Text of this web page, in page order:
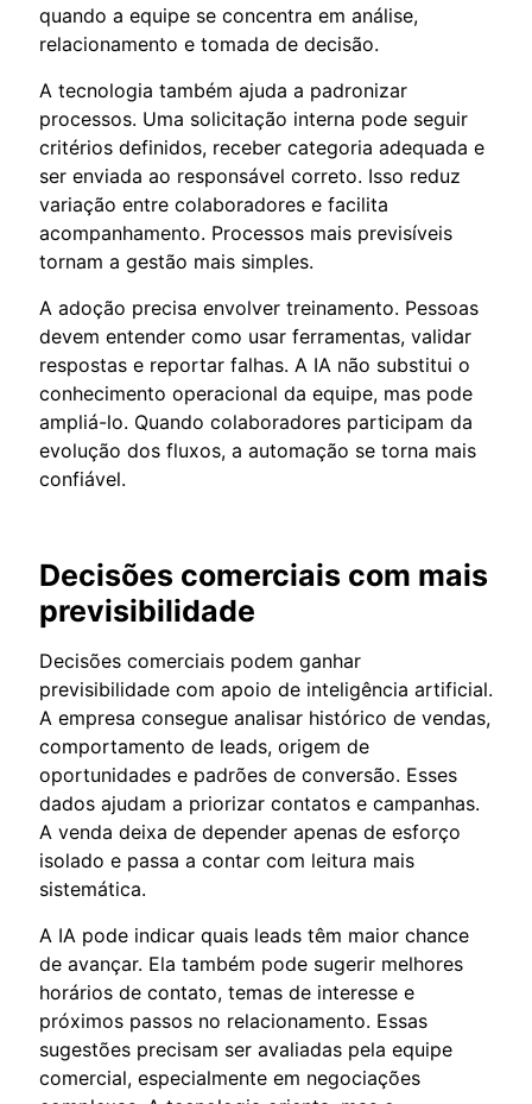
quando a equipe se concentra em análise,
relacionamento e tomada de decisão.
A tecnologia também ajuda a padronizar
processos. Uma solicitação interna pode seguir
critérios definidos, receber categoria adequada e
ser enviada ao responsável correto. Isso reduz
variação entre colaboradores e facilita
acompanhamento. Processos mais previsíveis
tornam a gestão mais simples.
A adoção precisa envolver treinamento. Pessoas
devem entender como usar ferramentas, validar
respostas e reportar falhas. A IA não substitui o
conhecimento operacional da equipe, mas pode
ampliá-lo. Quando colaboradores participam da
evolução dos fluxos, a automação se torna mais
confiável.
Decisões comerciais com mais
previsibilidade
Decisões comerciais podem ganhar
previsibilidade com apoio de inteligência artificial.
A empresa consegue analisar histórico de vendas,
comportamento de leads, origem de
oportunidades e padrões de conversão. Esses
dados ajudam a priorizar contatos e campanhas.
A venda deixa de depender apenas de esforço
isolado e passa a contar com leitura mais
sistemática.
A IA pode indicar quais leads têm maior chance
de avançar. Ela também pode sugerir melhores
horários de contato, temas de interesse e
próximos passos no relacionamento. Essas
sugestões precisam ser avaliadas pela equipe
comercial, especialmente em negociações